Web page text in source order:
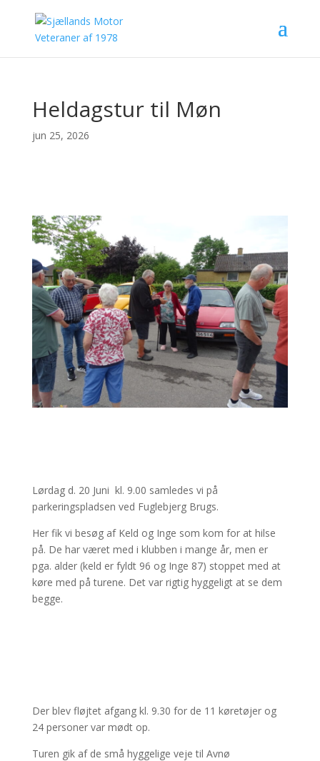
Heldagstur til Møn
jun 25, 2026
Lørdag d. 20 Juni kl. 9.00 samledes vi på
parkeringspladsen ved Fuglebjerg Brugs.
Her fik vi besøg af Keld og Inge som kom for at hilse
på. De har været med i klubben i mange år, men er
pga. alder (keld er fyldt 96 og Inge 87) stoppet med at
køre med på turene. Det var rigtig hyggeligt at se dem
begge.
Der blev fløjtet afgang kl. 9.30 for de 11 køretøjer og
24 personer var mødt op.
Turen gik af de små hyggelige veje til Avnø